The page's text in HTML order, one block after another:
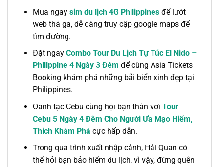
Mua ngay sim du lịch 4G Philippines để lướt
web thả ga, dễ dàng truy cập google maps để
tìm đường.
Đặt ngay Combo Tour Du Lịch Tự Túc El Nido –
Philippine 4 Ngày 3 Đêm để cùng Asia Tickets
Booking khám phá những bãi biển xinh đẹp tại
Philippines.
Oanh tạc Cebu cùng hội bạn thân với Tour
Cebu 5 Ngày 4 Đêm Cho Người Ưa Mạo Hiểm,
Thích Khám Phá cực hấp dẫn.
Trong quá trình xuất nhập cảnh, Hải Quan có
thể hỏi bạn bảo hiểm du lịch, vì vậy, đừng quên